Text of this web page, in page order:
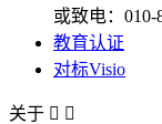
或致电：010-
教育认证
对标Visio
关于  